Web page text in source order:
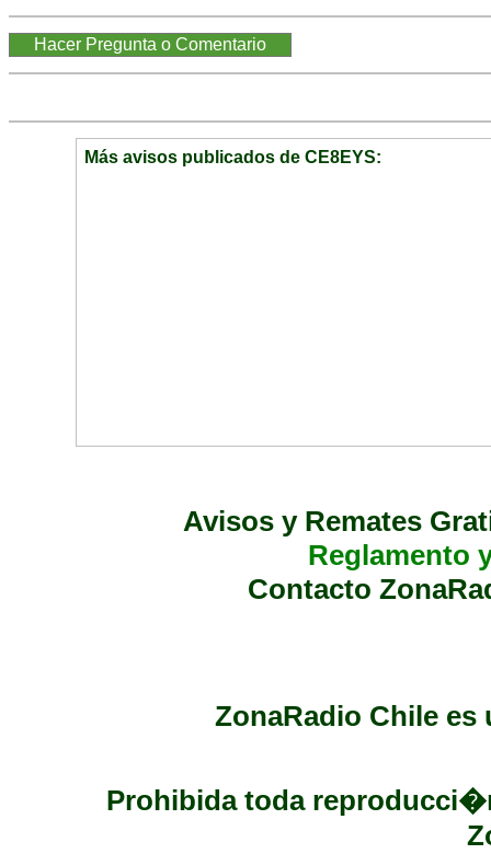
Más avisos publicados de CE8EYS:
Avisos y Remates
Reglamento
Contacto
ZonaRadio Chile
Prohibida toda